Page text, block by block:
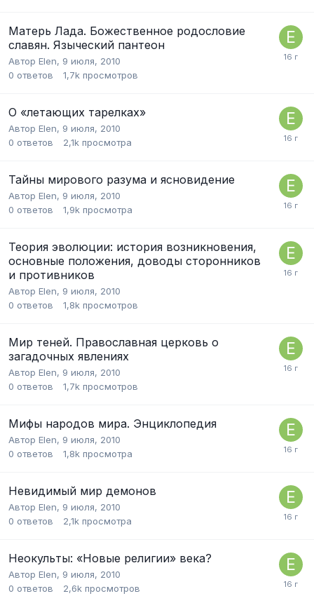
Матерь Лада. Божественное родословие
славян. Языческий пантеон
Автор Elen, 9 июля, 2010
0 ответов 1,7k просмотров
О «летающих тарелках»
Автор Elen, 9 июля, 2010
0 ответов 2,1k просмотра
Тайны мирового разума и ясновидение
Автор Elen, 9 июля, 2010
0 ответов 1,9k просмотра
Теория эволюции: история возникновения,
основные положения, доводы сторонников
и противников
Автор Elen, 9 июля, 2010
0 ответов 1,8k просмотров
Мир теней. Православная церковь о
загадочных явлениях
Автор Elen, 9 июля, 2010
0 ответов 1,7k просмотров
Мифы народов мира. Энциклопедия
Автор Elen, 9 июля, 2010
0 ответов 1,8k просмотра
Невидимый мир демонов
Автор Elen, 9 июля, 2010
0 ответов 2,1k просмотра
Неокульты: «Новые религии» века?
Автор Elen, 9 июля, 2010
0 ответов 2,6k просмотров